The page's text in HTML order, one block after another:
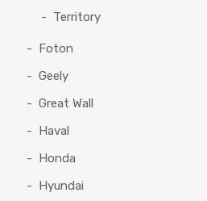
Territory
Foton
Geely
Great Wall
Haval
Honda
Hyundai